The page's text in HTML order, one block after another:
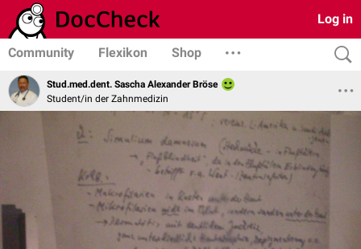
Log in
Community Flexikon Shop
Stud.med.dent. Sascha Alexander Bröse
Student/in der Zahnmedizin